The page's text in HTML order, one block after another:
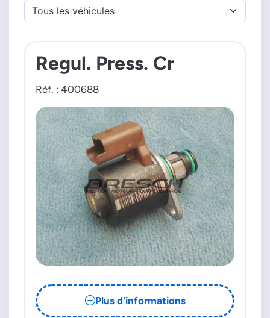
Regul. Press. Cr
Réf. : 400688
Plus d'informations